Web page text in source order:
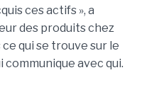
ces actifs », a
des produits chez
ce qui se trouve sur le
communique avec qui.